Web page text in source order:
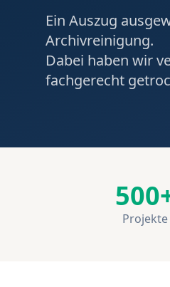
Ein Auszug
Archivreinigung.
Dabei haben wir
fachgerecht
Projekte